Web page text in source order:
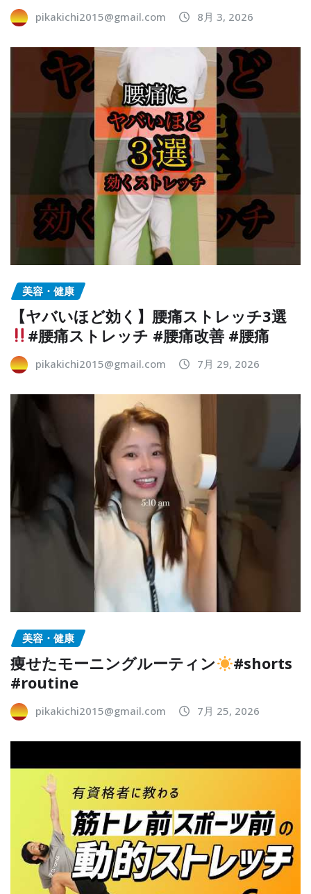
pikakichi2015@gmail.com 8月 3, 2026
美容・健康
【ヤバいほど効く】腰痛ストレッチ3選
#腰痛ストレッチ #腰痛改善 #腰痛
pikakichi2015@gmail.com 7月 29, 2026
美容・健康
痩せたモーニングルーティン
#shorts
#routine
pikakichi2015@gmail.com 7月 25, 2026